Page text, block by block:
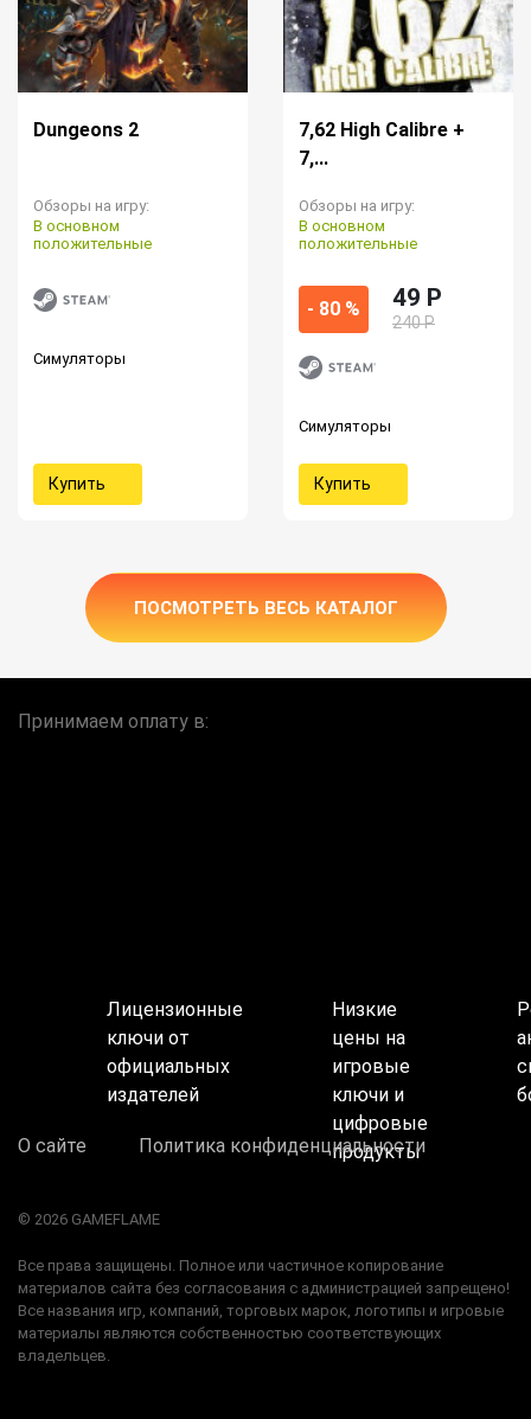
Dungeons 2
Обзоры на игру:
В основном
положительные
Симуляторы
Купить
7,62 High Calibre +
7,...
Обзоры на игру:
В основном
положительные
- 80 % 49 P
240 Р
Симуляторы
Купить
ПОСМОТРЕТЬ ВЕСЬ КАТАЛОГ
Принимаем оплату в:
Лицензионные
ключи от
официальных
издателей
Низкие
цены на
игровые
ключи и
цифровые
продукты
О сайте Политика конфиденциальности
© 2026 GAMEFLAME
Все права защищены. Полное или частичное копирование
материалов сайта без согласования с администрацией запрещено!
Все названия игр, компаний, торговых марок, логотипы и игровые
материалы являются собственностью соответствующих
владельцев.